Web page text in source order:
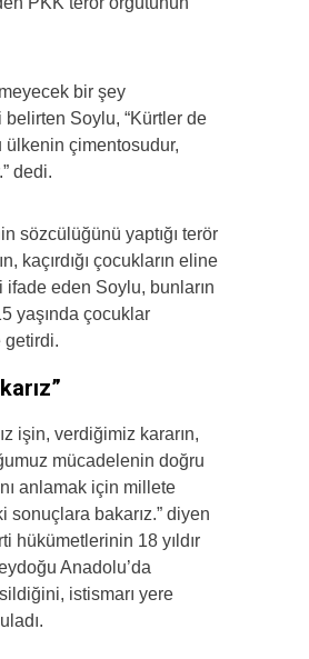
bir şey
Soylu, “Kürtler de
ülkenin çimentosudur,
dedi.
sözcülüğünü yaptığı terör
kaçırdığı çocukların eline
eden Soylu, bunların
yaşında çocuklar
getirdi.
işin, verdiğimiz kararın,
mücadelenin doğru
anlamak için millete
sonuçlara bakarız.” diyen
hükümetlerinin 18 yıldır
Anadolu’da
istismarı yere